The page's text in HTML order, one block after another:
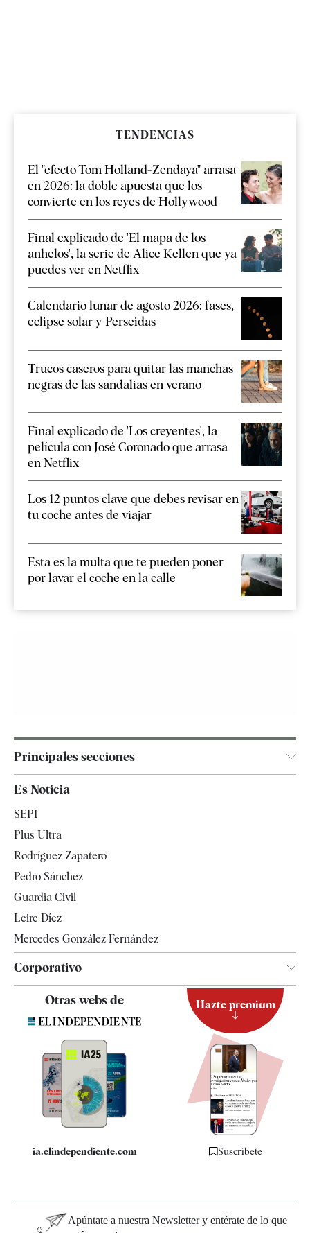
TENDENCIAS
El "efecto Tom Holland-Zendaya" arrasa
en 2026: la doble apuesta que los
convierte en los reyes de Hollywood
Final explicado de 'El mapa de los
anhelos', la serie de Alice Kellen que ya
puedes ver en Netflix
Calendario lunar de agosto 2026: fases,
eclipse solar y Perseidas
Trucos caseros para quitar las manchas
negras de las sandalias en verano
Final explicado de 'Los creyentes', la
película con José Coronado que arrasa
en Netflix
Los 12 puntos clave que debes revisar en
tu coche antes de viajar
Esta es la multa que te pueden poner
por lavar el coche en la calle
Principales secciones
España
Televisión
Es Noticia
SEPI
Plus Ultra
Rodríguez Zapatero
Pedro Sánchez
Guardia Civil
Leire Díez
Mercedes González Fernández
Corporativo
Contacto
Quiénes somos
Especificaciones
Otras webs de
ia.elindependiente.com
Hazte premium
Suscríbete
Apúntate a nuestra Newsletter y entérate de lo que